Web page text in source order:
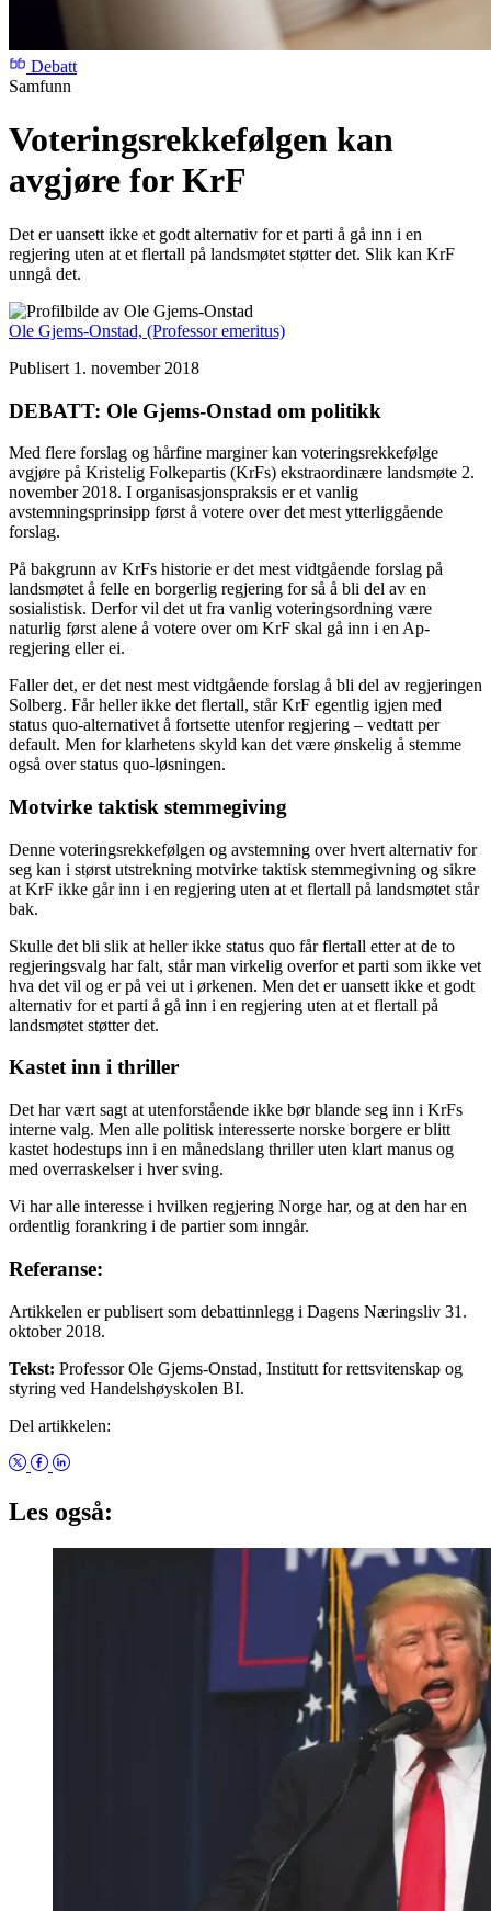
Debatt
Samfunn
Voteringsrekke­følgen kan
avgjøre for KrF
Det er uansett ikke et godt alternativ for et parti å gå inn i en
regjering uten at et flertall på landsmøtet støtter det. Slik kan KrF
unngå det.
Ole Gjems-Onstad, (Professor emeritus)
Publisert 1. november 2018
DEBATT: Ole Gjems-Onstad om politikk
Med flere forslag og hårfine marginer kan voteringsrekkefølge
avgjøre på Kristelig Folkepartis (KrFs) ekstraordinære landsmøte 2.
november 2018. I organisasjonspraksis er et vanlig
avstemningsprinsipp først å votere over det mest ytterliggående
forslag.
På bakgrunn av KrFs historie er det mest vidtgående forslag på
landsmøtet å felle en borgerlig regjering for så å bli del av en
sosialistisk. Derfor vil det ut fra vanlig voteringsordning være
naturlig først alene å votere over om KrF skal gå inn i en Ap-
regjering eller ei.
Faller det, er det nest mest vidtgående forslag å bli del av regjeringen
Solberg. Får heller ikke det flertall, står KrF egentlig igjen med
status quo-alternativet å fortsette utenfor regjering – vedtatt per
default. Men for klarhetens skyld kan det være ønskelig å stemme
også over status quo-løsningen.
Motvirke taktisk stemmegiving
Denne voteringsrekkefølgen og avstemning over hvert alternativ for
seg kan i størst utstrekning motvirke taktisk stemmegivning og sikre
at KrF ikke går inn i en regjering uten at et flertall på landsmøtet står
bak.
Skulle det bli slik at heller ikke status quo får flertall etter at de to
regjeringsvalg har falt, står man virkelig overfor et parti som ikke vet
hva det vil og er på vei ut i ørkenen. Men det er uansett ikke et godt
alternativ for et parti å gå inn i en regjering uten at et flertall på
landsmøtet støtter det.
Kastet inn i thriller
Det har vært sagt at utenforstående ikke bør blande seg inn i KrFs
interne valg. Men alle politisk interesserte norske borgere er blitt
kastet hodestups inn i en månedslang thriller uten klart manus og
med overraskelser i hver sving.
Vi har alle interesse i hvilken regjering Norge har, og at den har en
ordentlig forankring i de partier som inngår.
Referanse:
Artikkelen er publisert som debattinnlegg i Dagens Næringsliv 31.
oktober 2018.
Tekst: Professor Ole Gjems-Onstad, Institutt for rettsvitenskap og
styring ved Handelshøyskolen BI.
Del artikkelen:
Les også: